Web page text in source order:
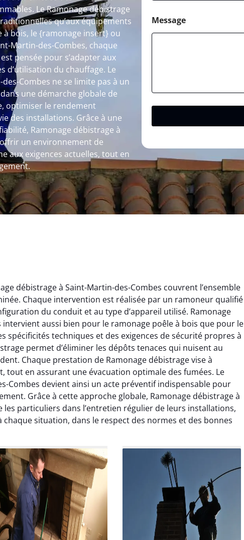
Le Ramonage débistrage
qu’aux équipements
bois, le {ramonage insert} ou
Martin-des-Combes, chaque
pensée pour s’adapter aux
d’utilisation du chauffage. Le
Combes ne se limite pas à un
une démarche globale de
optimiser le rendement
des installations. Grâce à une
Ramonage débistrage à
un environnement de
aux exigences actuelles, tout en
Message
débistrage à Saint-Martin-des-Combes couvrent l’ensemble
Chaque intervention est réalisée par un ramoneur qualifié
du conduit et au type d’appareil utilisé. Ramonage
aussi bien pour le ramonage poêle à bois que pour le
spécificités techniques et des exigences de sécurité propres à
permet d’éliminer les dépôts tenaces qui nuisent au
Chaque prestation de Ramonage débistrage vise à
tout en assurant une évacuation optimale des fumées. Le
Combes devient ainsi un acte préventif indispensable pour
Grâce à cette approche globale, Ramonage débistrage à
les particuliers dans l’entretien régulier de leurs installations,
situation, dans le respect des normes et des bonnes
Loïc Marchand
24 janvier 2026
Très bon travail de
débistrage et ramonage.
Cheminée parfaitement
et fonctionnement
recommande sans
hésitation.
Claire Vautrin
21 juin 2025
Ramonage très bien réalisé,
travail propre et soigné.
Toutes les explications ont
été claires et le conduit a été
sérieux et rassurant.